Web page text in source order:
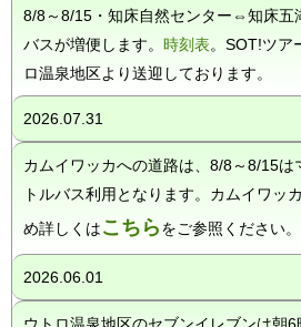
8/8～8/15・知床自然センター⇔知床五
バスが増便します。 時刻表。SOT!ツア
ロ温泉地区より送迎しております。
2026.07.31
カムイワッカへの道路は、8/8～8/15は
トルバス利用となります。カムイワッ
め詳しくはこちらをご参照ください。
2026.06.01
ウトロ温泉地区のセブンイレブンは朝